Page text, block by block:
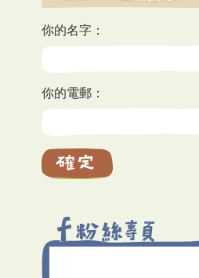
你的名字：
你的電郵：